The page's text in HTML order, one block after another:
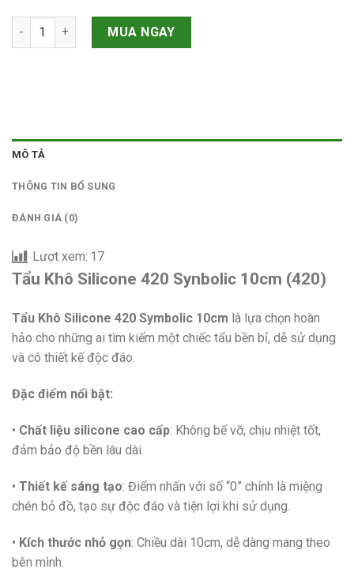
Tẩu Khô Silicone 420 Synbolic 10cm số lượng
MUA NGAY
MÔ TẢ
THÔNG TIN BỔ SUNG
ĐÁNH GIÁ (0)
Lượt xem: 17
Tẩu Khô Silicone 420 Synbolic 10cm (420)
Tẩu Khô Silicone 420 Symbolic 10cm là lựa chọn hoàn
hảo cho những ai tìm kiếm một chiếc tẩu bền bỉ, dễ sử dụng
và có thiết kế độc đáo.
Đặc điểm nổi bật:
• Chất liệu silicone cao cấp: Không bể vỡ, chịu nhiệt tốt,
đảm bảo độ bền lâu dài.
• Thiết kế sáng tạo: Điểm nhấn với số “0” chính là miệng
chén bỏ đồ, tạo sự độc đáo và tiện lợi khi sử dụng.
• Kích thước nhỏ gọn: Chiều dài 10cm, dễ dàng mang theo
bên mình.